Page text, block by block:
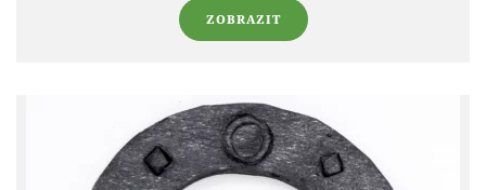
ZOBRAZIT